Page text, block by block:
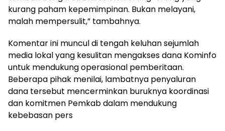
kurang paham kepemimpinan. Bukan melayani,
malah mempersulit,” tambahnya.
Komentar ini muncul di tengah keluhan sejumlah
media lokal yang kesulitan mengakses dana Kominfo
untuk mendukung operasional pemberitaan.
Beberapa pihak menilai, lambatnya penyaluran
dana tersebut mencerminkan buruknya koordinasi
dan komitmen Pemkab dalam mendukung
kebebasan pers